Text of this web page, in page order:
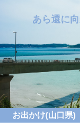
あら還に
お出かけ(山口県)